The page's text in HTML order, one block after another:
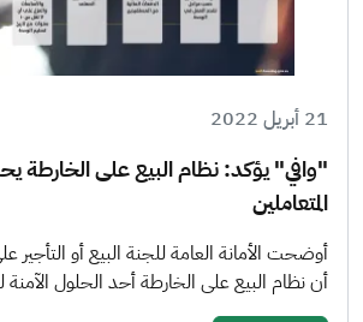
21 أبريل 2022
"وافي" يؤكد: نظام البيع على
المتعاملين
أوضحت الأمانة العامة للجنة البيع أو التأجير
أن نظام البيع على الخارطة أحد الحلول الآمنة